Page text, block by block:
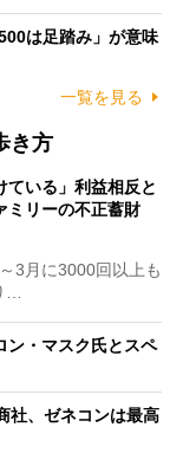
は足踏み」が意味
一覧を見る
き方
ている」利益相反と
ミリーの不正蓄財
3月に3000回以上も
…
ン・マスク氏とスペ
社、ゼネコンは最高